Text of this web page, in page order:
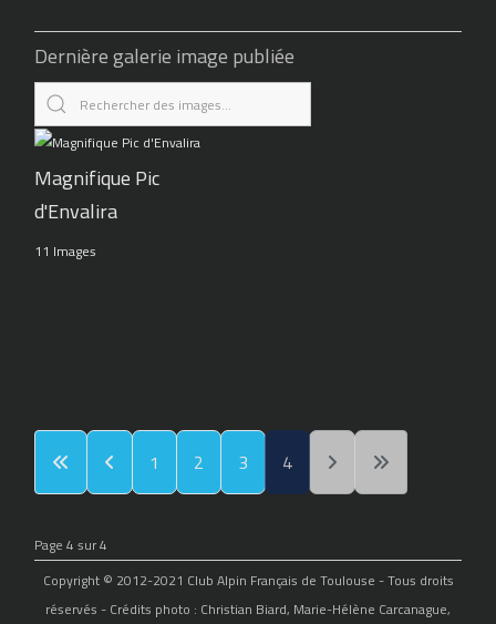
Dernière galerie image publiée
Magnifique Pic
d'Envalira
11 Images
1 2 3 4
Page 4 sur 4
Copyright © 2012-2021 Club Alpin Français de Toulouse - Tous droits
réservés - Crédits photo : Christian Biard, Marie-Hélène Carcanague,